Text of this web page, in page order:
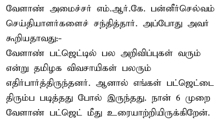
வேளாண் அமைச்சர் எம்.ஆர்.கே. பன்னீர்செல்வம்
செய்தியாளர்களைச் சந்தித்தார். அப்போது அவர்
கூறியதாவது:-
வேளாண் பட்ஜெட்டில் பல அறிவிப்புகள் வரும்
என்று தமிழக விவசாயிகள் பலரும்
எதிர்பார்த்திருந்தனர். ஆனால் எங்கள் பட்ஜெட்டை
திரும்ப படித்தது போல் இருந்தது. நான் 6 முறை
வேளாண் பட்ஜெட் மீது உரையாற்றியிருக்கிறேன்.